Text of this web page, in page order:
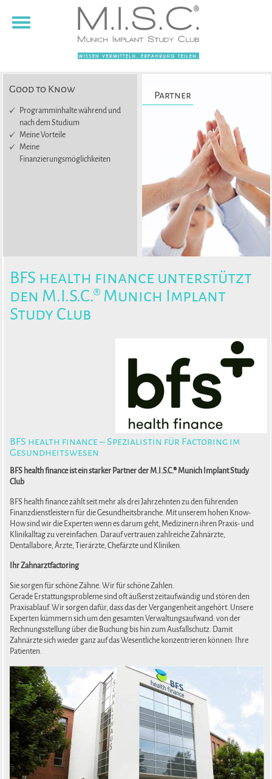
Toggle
navigation
Partner
Good to Know
Programminhalte während und
nach dem Studium
Meine Vorteile
Meine
Finanzierungsmöglichkeiten
BFS health finance unterstützt
den M.I.S.C.® Munich Implant
Study Club
BFS health finance – Spezialistin für Factoring im
Gesundheitswesen
BFS health finance ist ein starker Partner der M.I.S.C.® Munich Implant Study
Club
BFS health finance zählt seit mehr als drei Jahrzehnten zu den führenden
Finanzdienstleistern für die Gesundheitsbranche. Mit unserem hohen Know-
How sind wir die Experten wenn es darum geht, Medizinern ihren Praxis- und
Klinikalltag zu vereinfachen. Darauf vertrauen zahlreiche Zahnärzte,
Dentallabore, Ärzte, Tierärzte, Chefärzte und Kliniken.
Ihr Zahnarztfactoring
Sie sorgen für schöne Zähne. Wir für schöne Zahlen.
Gerade Erstattungsprobleme sind oft äußerst zeitaufwändig und stören den
Praxisablauf. Wir sorgen dafür, dass das der Vergangenheit angehört. Unsere
Experten kümmern sich um den gesamten Verwaltungsaufwand: von der
Rechnungsstellung über die Buchung bis hin zum Ausfallschutz. Damit
Zahnärzte sich wieder ganz auf das Wesentliche konzentrieren können: Ihre
Patienten.